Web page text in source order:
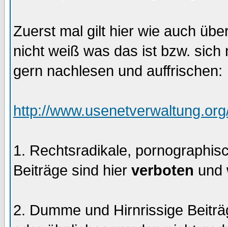
Zuerst mal gilt hier wie auch
nicht weiß was das ist bzw.
gern nachlesen und auffrischen:
http://
1. Rechtsradikale,
Beiträge sind hier verboten und
2. Dumme und Hirnrissige